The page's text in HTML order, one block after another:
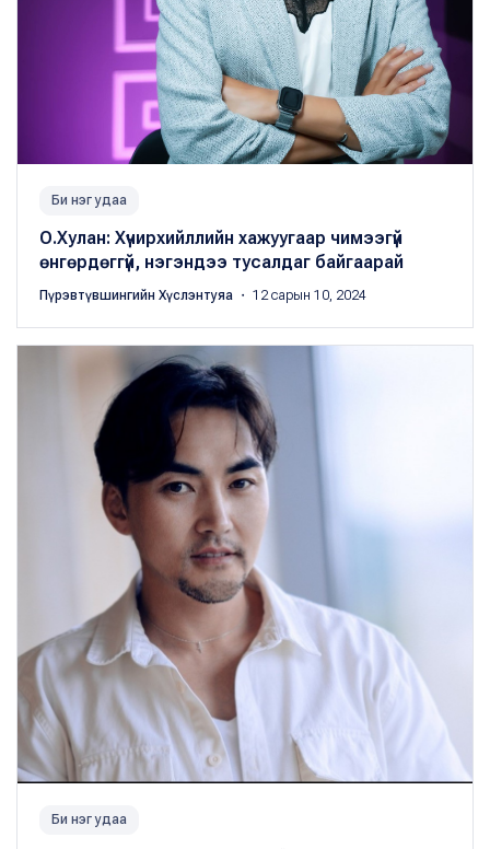
Би нэг удаа
О.Хулан: Хүчирхийллийн хажуугаар чимээгүй
өнгөрдөггүй, нэгэндээ тусалдаг байгаарай
Пүрэвтүвшингийн Хүслэнтуяа ・ 12 сарын 10, 2024
Би нэг удаа